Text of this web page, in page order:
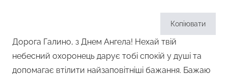
Копіювати
Дорога Галино, з Днем Ангела! Нехай твій
небесний охоронець дарує тобі спокій у душі та
допомагає втілити найзаповітніші бажання. Бажаю